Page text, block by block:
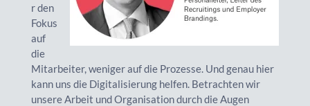
r den
Fokus
auf
die
Mitarbeiter, weniger auf die Prozesse. Und genau hier
kann uns die Digitalisierung helfen. Betrachten wir
unsere Arbeit und Organisation durch die Augen